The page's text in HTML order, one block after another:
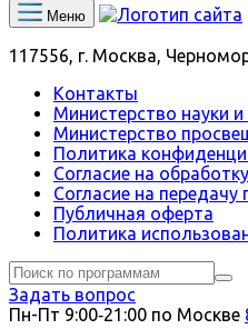
Меню
117556, г. Москва,
Контакты
Министерство науки
Министерство
Политика
Согласие на
Согласие на
Публичная оферта
Политика
Задать вопрос
Пн-Пт 9:00‑21:00 по Москве